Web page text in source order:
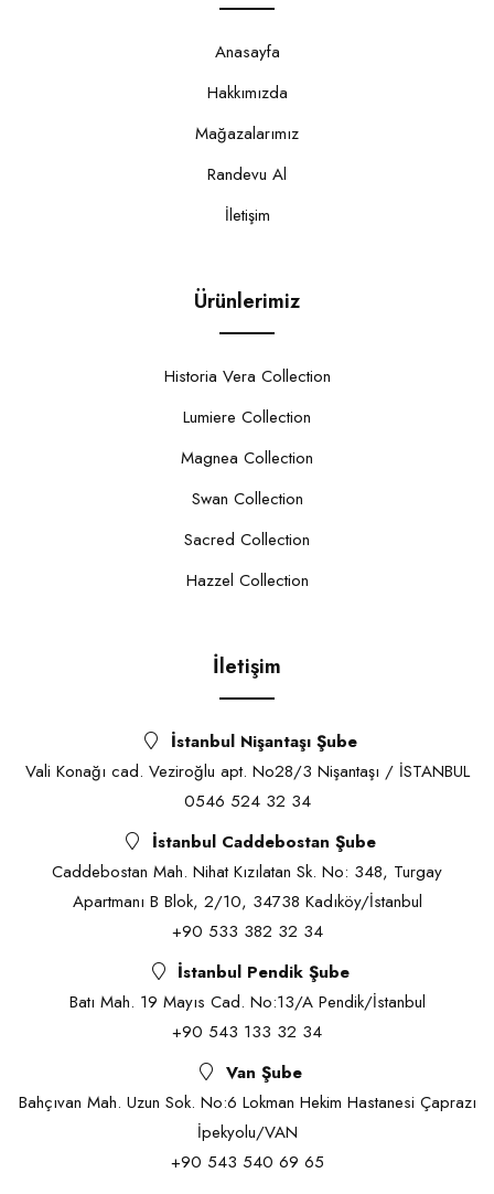
Anasayfa
Hakkımızda
Mağazalarımız
Randevu Al
İletişim
Ürünlerimiz
Historia Vera Collection
Lumiere Collection
Magnea Collection
Swan Collection
Sacred Collection
Hazzel Collection
İletişim
İstanbul Nişantaşı Şube
Vali Konağı cad. Veziroğlu apt. No28/3 Nişantaşı / İSTANBUL
0546 524 32 34
İstanbul Caddebostan Şube
Caddebostan Mah. Nihat Kızılatan Sk. No: 348, Turgay
Apartmanı B Blok, 2/10, 34738 Kadıköy/İstanbul
+90 533 382 32 34
İstanbul Pendik Şube
Batı Mah. 19 Mayıs Cad. No:13/A Pendik/İstanbul
+90 543 133 32 34
Van Şube
Bahçıvan Mah. Uzun Sok. No:6 Lokman Hekim Hastanesi Çaprazı
İpekyolu/VAN
+90 543 540 69 65